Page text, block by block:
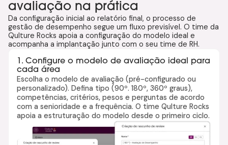
avaliação na prática
Da configuração inicial ao relatório final, o processo de
gestão de desempenho segue um fluxo previsível. O time da
Qulture Rocks apoia a configuração do modelo ideal e
acompanha a implantação junto com o seu time de RH.
1. Configure o modelo de avaliação ideal para
cada área
Escolha o modelo de avaliação (pré-configurado ou
personalizado). Defina tipo (90º. 180º, 360º graus),
competências, critérios, pesos e perguntas de acordo
com a senioridade e a frequência. O time Qulture Rocks
apoia a estruturação do modelo desde o primeiro ciclo.